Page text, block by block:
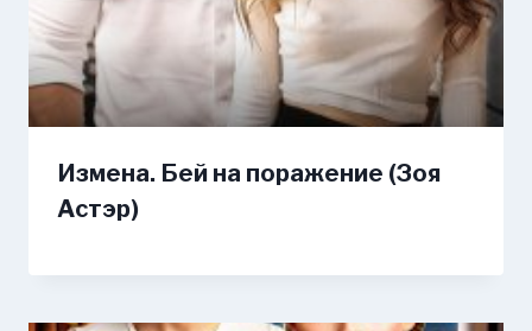
Измена. Бей на поражение (Зоя
Астэр)